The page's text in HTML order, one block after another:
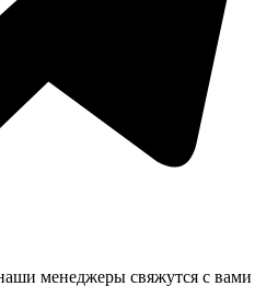
менеджеры свяжутся с вами